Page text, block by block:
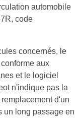
automobile
code
concernés, le
aux
et le logiciel
n'indique pas la
d'un
un long passage en